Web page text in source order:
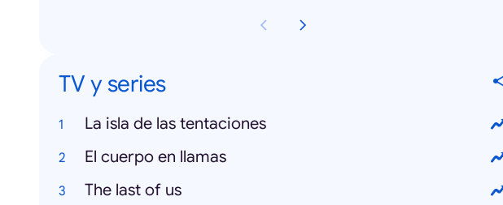
TV y series
La isla de las tentaciones
El cuerpo en llamas
The last of us